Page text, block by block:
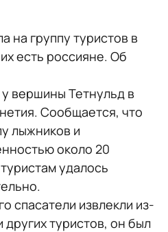
на группу туристов в
есть россияне. Об
вершины Тетнульд в
Сообщается, что
лыжников и
около 20
удалось
спасатели извлекли из-
туристов, он был